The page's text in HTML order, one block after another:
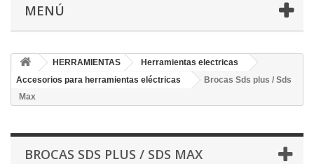
MENÚ
HERRAMIENTAS
Herramientas electricas
Accesorios para herramientas eléctricas
Brocas Sds plus / Sds
Max
BROCAS SDS PLUS / SDS MAX